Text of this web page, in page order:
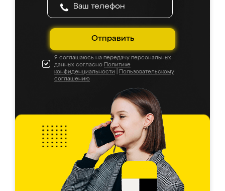
Отправить
Я соглашаюсь на передачу персональных
данных согласно Политике
конфиденциальности
Пользовательскому
соглашению